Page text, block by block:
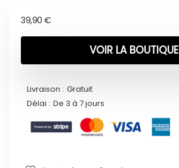
39,90 €
VOIR LA BOUTIQUE
Livraison : Gratuit
Délai : De 3 à 7 jours